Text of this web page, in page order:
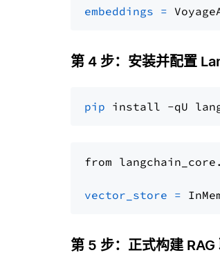
embeddings =
第 4 步：安装并配置
pip
from
vector_store =
第 5 步：正式构建 RAG